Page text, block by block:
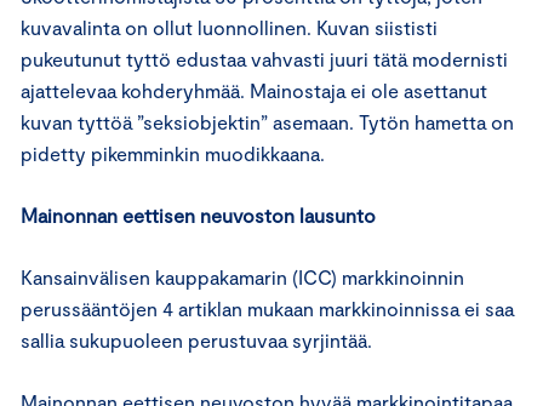
kuvavalinta on ollut luonnollinen. Kuvan siististi
pukeutunut tyttö edustaa vahvasti juuri tätä modernisti
ajattelevaa kohderyhmää. Mainostaja ei ole asettanut
kuvan tyttöä ”seksiobjektin” asemaan. Tytön hametta on
pidetty pikemminkin muodikkaana.
Mainonnan eettisen neuvoston lausunto
Kansainvälisen kauppakamarin (ICC) markkinoinnin
perussääntöjen 4 artiklan mukaan markkinoinnissa ei saa
sallia sukupuoleen perustuvaa syrjintää.